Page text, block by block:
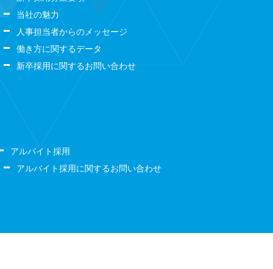
当社の魅力
人事担当者からのメッセージ
働き方に関するデータ
新卒採用に関するお問い合わせ
アルバイト採用
アルバイト採用に関するお問い合わせ